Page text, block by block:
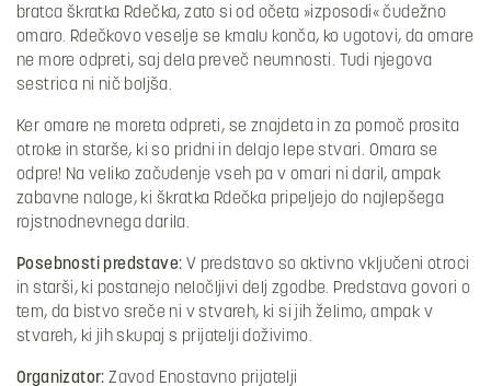
bratca škratka Rdečka, zato si od očeta »izposodi« čudežno
omaro. Rdečkovo veselje se kmalu konča, ko ugotovi, da omare
ne more odpreti, saj dela preveč neumnosti. Tudi njegova
sestrica ni nič boljša.
Ker omare ne moreta odpreti, se znajdeta in za pomoč prosita
otroke in starše, ki so pridni in delajo lepe stvari. Omara se
odpre! Na veliko začudenje vseh pa v omari ni daril, ampak
zabavne naloge, ki škratka Rdečka pripeljejo do najlepšega
rojstnodnevnega darila.
Posebnosti predstave: V predstavo so aktivno vključeni otroci
in starši, ki postanejo neločljivi delj zgodbe. Predstava govori o
tem, da bistvo sreče ni v stvareh, ki si jih želimo, ampak v
stvareh, ki jih skupaj s prijatelji doživimo.
Organizator: Zavod Enostavno prijatelji